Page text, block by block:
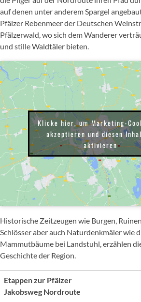
auf denen unter anderem Spargel
Pfälzer Rebenmeer der Deutschen
Pfälzerwald, wo sich dem Wanderer
und stille Waldtäler bieten.
Klicke hier, um Marketing-
akzeptieren und diesen
aktivieren
Historische Zeitzeugen wie Burgen,
Schlösser aber auch Naturdenkmäler wie
Mammutbäume bei Landstuhl, erzählen
Geschichte der Region.
Etappen zur Pfälzer
Jakobsweg Nordroute